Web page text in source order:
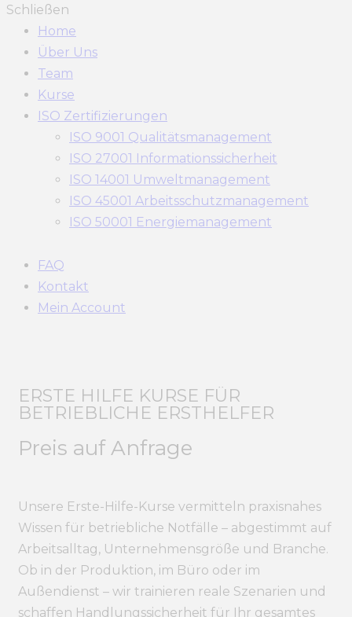
Schließen
Home
Über Uns
Team
Kurse
ISO Zertifizierungen
ISO 9001 Qualitätsmanagement
ISO 27001 Informationssicherheit
ISO 14001 Umweltmanagement
ISO 45001 Arbeitsschutzmanagement
ISO 50001 Energiemanagement
FAQ
Kontakt
Mein Account
ERSTE HILFE KURSE FÜR
BETRIEBLICHE ERSTHELFER
Preis auf Anfrage
Unsere Erste-Hilfe-Kurse vermitteln praxisnahes
Wissen für betriebliche Notfälle – abgestimmt auf
Arbeitsalltag, Unternehmensgröße und Branche.
Ob in der Produktion, im Büro oder im
Außendienst – wir trainieren reale Szenarien und
schaffen Handlungssicherheit für Ihr gesamtes